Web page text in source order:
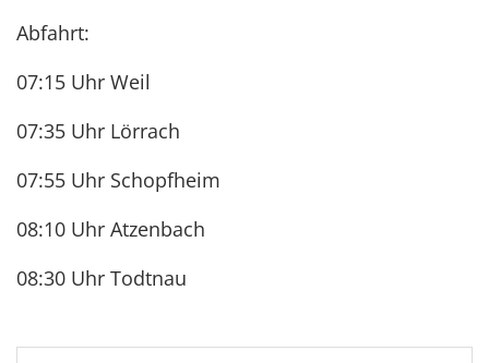
Abfahrt:
07:15 Uhr Weil
07:35 Uhr Lörrach
07:55 Uhr Schopfheim
08:10 Uhr Atzenbach
08:30 Uhr Todtnau